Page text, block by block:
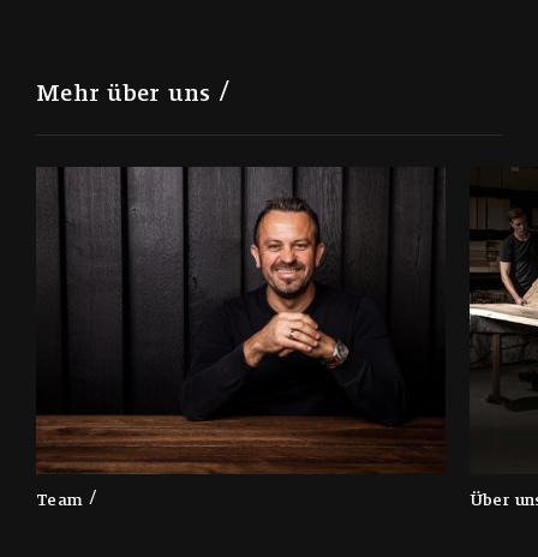
Mehr über uns
Team Über